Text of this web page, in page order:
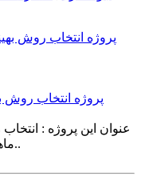
پروژه انتخاب روش
عنوان این پروژه :
ماهواره به سیارات منظومه شمسی با است..